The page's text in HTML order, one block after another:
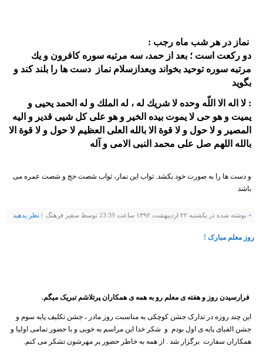
نماز در هر شب ماه رجب :
دو ركعت است ؛ بعد از حمد، سه مرتبه سوره كافرون و يك
مرتبه سوره توحيد بخواند وبعدازسلام نماز دست ها را بلند كند و
بگويد
: لا اله الا اللّه وحده لا شريك له ، له الملك و له الحمد يحيى و
يميت و هو حى لا يموت بيده الخير و هو على كل شيى قدير و اليه
المصير و لا حول و لا قوة الا بالله العلى العظيم لا حول و لا قوة الا
بالله اللهم صل على محمد النبى الامى و آله
و دست ها را به صورت خود بكشد. ثواب اين نماز، ثواب شصت حج و شصت عمره مى
باشد
+ نوشته شده در یکشنبه ۲۲ اردیبهشت ۱۳۹۲ ساعت 23:39 توسط سفیر فرهنگ | نظر بدهيد
روز معلم مبارک !
فرارسیدن روز و هفته ی معلم رو به همه ی همکاران پرتلاشم تبریک میگم.
این چند روزه در تدارک جشن کوچکی به مناسبت روز مادر ، جشن تکلیف پایه سوم و
جشن الفبای پایه ی اول بودم و شکر خدا این مراسم به خوبی و با حضور تمامی اولیا و
همکاران سفارت برگزار شد . از همه به خاطر حضور پر مهرشون تشکر می کنم.